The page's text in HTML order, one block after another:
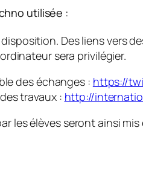
utilisée :
Des liens vers
sera privilégier.
des échanges : https://
travaux : http://
les élèves seront ainsi